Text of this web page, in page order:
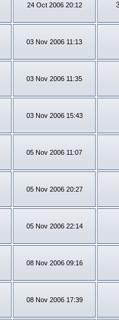
24 Oct 2006 20:12
03 Nov 2006 11:13
03 Nov 2006 11:35
03 Nov 2006 15:43
05 Nov 2006 11:07
05 Nov 2006 20:27
05 Nov 2006 22:14
08 Nov 2006 09:16
08 Nov 2006 17:39